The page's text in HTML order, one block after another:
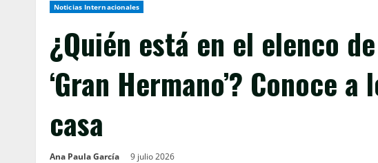
Noticias Internacionales
¿Quién está en el elenco
‘Gran Hermano’? Conoce
casa
Ana Paula García 9 julio 2026